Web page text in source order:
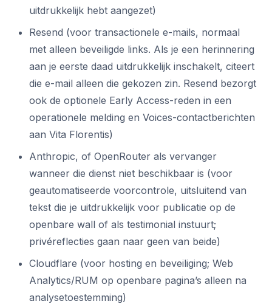
uitdrukkelijk hebt aangezet)
Resend (voor transactionele e-mails, normaal
met alleen beveiligde links. Als je een herinnering
aan je eerste daad uitdrukkelijk inschakelt, citeert
die e-mail alleen die gekozen zin. Resend bezorgt
ook de optionele Early Access-reden in een
operationele melding en Voices-contactberichten
aan Vita Florentis)
Anthropic, of OpenRouter als vervanger
wanneer die dienst niet beschikbaar is (voor
geautomatiseerde voorcontrole, uitsluitend van
tekst die je uitdrukkelijk voor publicatie op de
openbare wall of als testimonial instuurt;
privéreflecties gaan naar geen van beide)
Cloudflare (voor hosting en beveiliging; Web
Analytics/RUM op openbare pagina’s alleen na
analysetoestemming)